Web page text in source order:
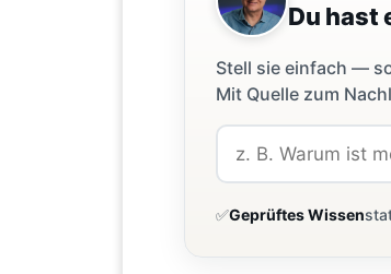
Du hast
Stell sie einfach —
Mit Quelle zum
✅Geprüftes Wissen